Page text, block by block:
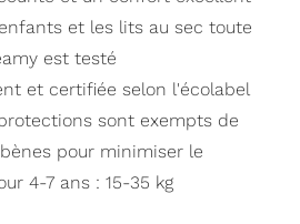
et les lits au sec toute
est testé
et certifiée selon l'écolabel
sont exempts de
pour minimiser le
4-7 ans : 15-35 kg